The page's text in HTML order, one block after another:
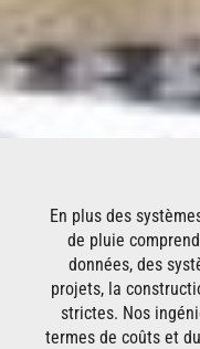
En plus des
de pluie
données, des
projets, la
strictes. Nos
termes de coûts et